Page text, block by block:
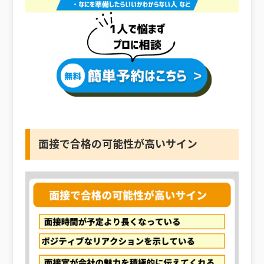
面接で合格の可能性が高いサイン